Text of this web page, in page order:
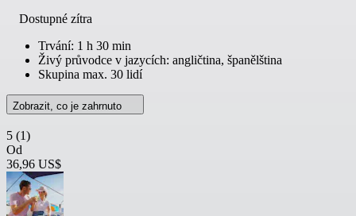
Dostupné zítra
Trvání: 1 h 30 min
Živý průvodce v jazycích: angličtina, španělština
Skupina max. 30 lidí
Zobrazit, co je zahrnuto
5 (1)
Od
36,96 US$